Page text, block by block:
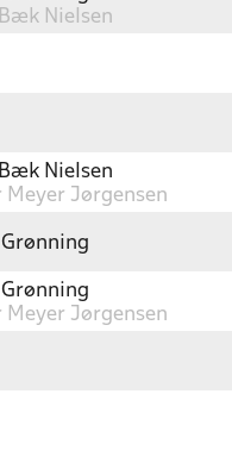
Nielsen
Nielsen
Meyer Jørgensen
Grønning
Grønning
Meyer Jørgensen